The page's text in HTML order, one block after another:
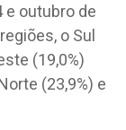
e outubro de
o Sul
(19,0%)
(23,9%) e